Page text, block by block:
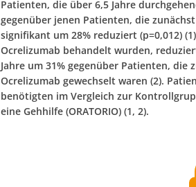
Patienten, die über 6,5 Jahre
gegenüber jenen Patienten, die
signifikant um 28% reduziert (p=0,012)
Ocrelizumab behandelt wurden,
Jahre um 31% gegenüber Patienten, die
Ocrelizumab gewechselt waren (2).
benötigten im Vergleich zur
eine Gehhilfe (ORATORIO) (1, 2).